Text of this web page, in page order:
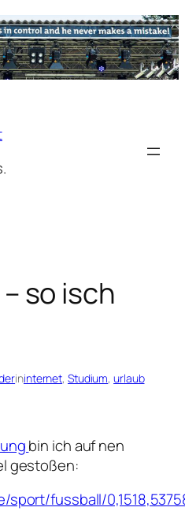
so isch
ininternet, Studium, urlaub
bin ich auf nen
gestoßen:
sport/fussball/